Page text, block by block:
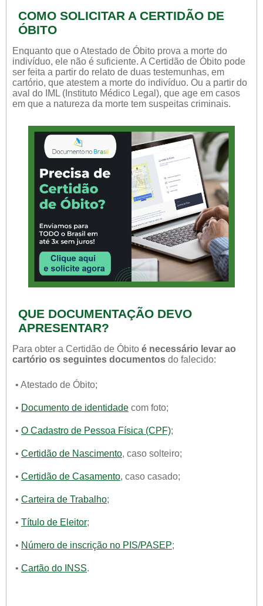
COMO SOLICITAR A CERTIDÃO DE
ÓBITO
Enquanto que o Atestado de Óbito prova a morte do
indivíduo, ele não é suficiente. A Certidão de Óbito pode
ser feita a partir do relato de duas testemunhas, em
cartório, que atestem a morte do indivíduo. Ou a partir do
aval do IML (Instituto Médico Legal), que age em casos
em que a natureza da morte tem suspeitas criminais.
QUE DOCUMENTAÇÃO DEVO
APRESENTAR?
Para obter a Certidão de Óbito é necessário levar ao
cartório os seguintes documentos do falecido:
• Atestado de Óbito;
• Documento de identidade com foto;
• O Cadastro de Pessoa Física (CPF);
• Certidão de Nascimento, caso solteiro;
• Certidão de Casamento, caso casado;
• Carteira de Trabalho;
• Título de Eleitor;
• Número de inscrição no PIS/PASEP;
• Cartão do INSS.